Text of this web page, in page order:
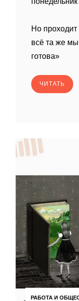
Но
всё та же
готова»
ЧИТАТЬ
РАБОТА И